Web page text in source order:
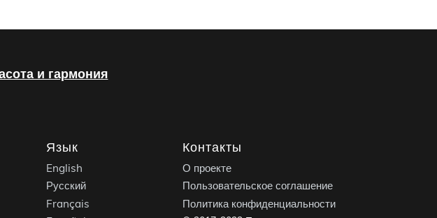
и гармония
Язык
English
Русский
Français
Контакты
О проекте
Пользовательское соглашение
Политика конфиденциальности